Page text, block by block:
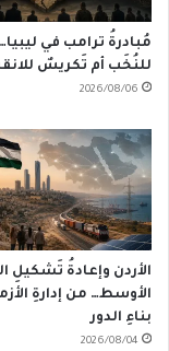
مُبادرةُ ترامب في
للنُخَب أم تَكريسٌ
2026/08/06
الأردن وإعادةُ تَشكيلِ
الأوسط… من إدارةِ
بناءِ الدور
2026/08/04